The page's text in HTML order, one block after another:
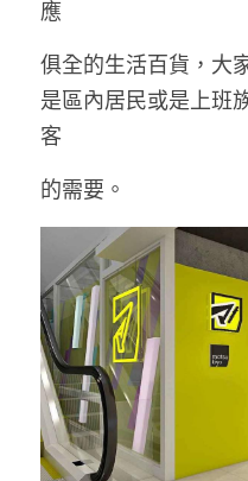
應
俱全的生活百貨 ， 大
是區內居民或是上班
客
的需要。